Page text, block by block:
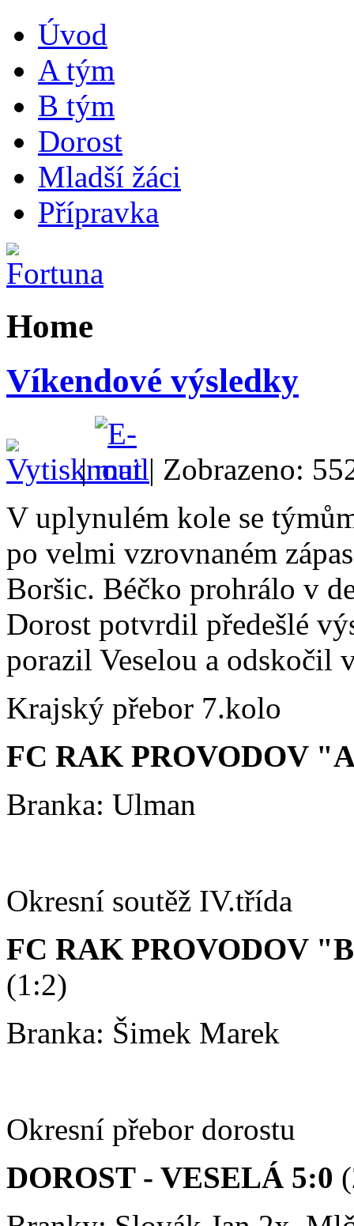
Úvod
A tým
B tým
Dorost
Mladší žáci
Přípravka
Home
Víkendové výsledky
|
| Zobrazeno:
V uplynulém kole se
po velmi vzrovnaném
Boršic. Béčko prohrálo v
Dorost potvrdil předešlé
porazil Veselou a odskočil
Krajský přebor 7.kolo
FC RAK PROVODOV
Branka: Ulman
Okresní soutěž IV.třída
FC RAK PROVODOV
(1:2)
Branka: Šimek Marek
Okresní přebor dorostu
DOROST - VESELÁ 5:0